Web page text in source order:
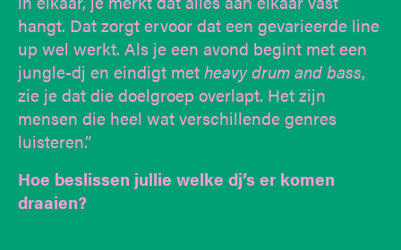
hangt. Dat zorgt ervoor dat een gevarieerde line
up wel werkt. Als je een avond begint met een
jungle-dj en eindigt metheavy drum and bass,
zie je dat die doelgroep overlapt. Het zijn
mensen die heel wat verschillende genres
luisteren.”
Hoe beslissen jullie welke dj’s er komen
draaien?